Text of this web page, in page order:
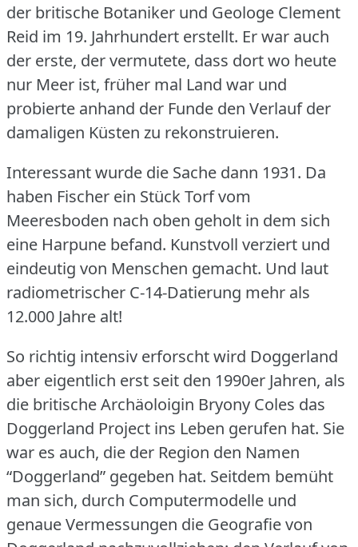
der britische Botaniker und Geologe Clement
Reid im 19. Jahrhundert erstellt. Er war auch
der erste, der vermutete, dass dort wo heute
nur Meer ist, früher mal Land war und
probierte anhand der Funde den Verlauf der
damaligen Küsten zu rekonstruieren.
Interessant wurde die Sache dann 1931. Da
haben Fischer ein Stück Torf vom
Meeresboden nach oben geholt in dem sich
eine Harpune befand. Kunstvoll verziert und
eindeutig von Menschen gemacht. Und laut
radiometrischer C-14-Datierung mehr als
12.000 Jahre alt!
So richtig intensiv erforscht wird Doggerland
aber eigentlich erst seit den 1990er Jahren, als
die britische Archäoloigin Bryony Coles das
Doggerland Project ins Leben gerufen hat. Sie
war es auch, die der Region den Namen
“Doggerland” gegeben hat. Seitdem bemüht
man sich, durch Computermodelle und
genaue Vermessungen die Geografie von